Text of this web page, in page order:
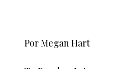
Por Megan Hart